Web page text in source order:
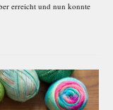
erreicht und nun konnte